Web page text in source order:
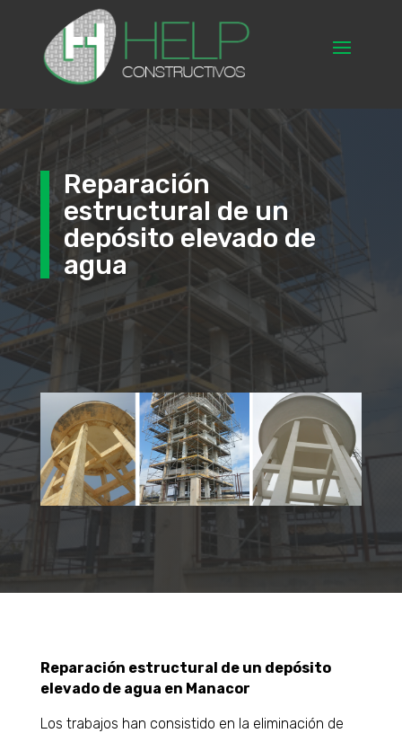
Reparación
estructural de un
depósito elevado de
agua
Reparación estructural de un depósito
elevado de agua en Manacor
Los trabajos han consistido en la eliminación de